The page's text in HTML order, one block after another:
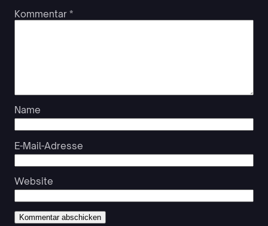
Kommentar *
Name
E-Mail-Adresse
Website